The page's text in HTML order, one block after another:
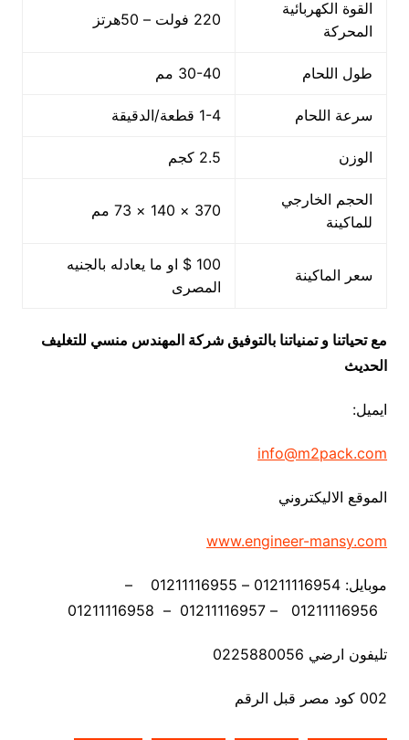
القوة الكهربائية
المحركة
220 فولت – 50هرتز
طول اللحام 30-40 مم
سرعة اللحام 1-4 قطعة/الدقيقة
الوزن 2.5 كجم
الحجم الخارجي
للماكينة
370 × 140 × 73 مم
سعر الماكينة
100 $ او ما يعادله بالجنيه
المصرى
مع تحياتنا و تمنياتنا بالتوفيق شركة المهندس منسي للتغليف
الحديث
ايميل:
info@m2pack.com
الموقع الاليكتروني
www.engineer-mansy.com
موبايل: 01211116954 – 01211116955 –
تليفون ارضي 0225880056
002 كود مصر قبل الرقم